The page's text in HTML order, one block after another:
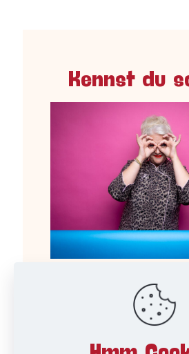
Kennst du
29.07.26 auf SAT.1